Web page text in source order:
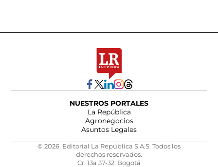
NUESTROS PORTALES
La República
Agronegocios
Asuntos Legales
© 2026, Editorial La República S.A.S. Todos los
derechos reservados.
Cr. 13a 37-32, Bogotá